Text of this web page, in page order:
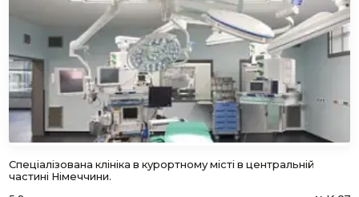
Спеціалізована клініка в курортному місті в центральній
частині Німеччини.